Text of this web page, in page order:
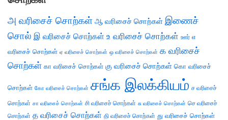
அ வரிசைச் சொற்கள் ஆ வரிசைச் சொற்கள் இணைச்
சொல் இ வரிசைச் சொற்கள் உ வரிசைச் சொற்கள் ஊர் எ
வரிசைச் சொற்கள் ஏ வரிசைச் சொற்கள் ஒ வரிசைச் சொற்கள் க வரிசைச்
சொற்கள் கா வரிசைச் சொற்கள் கு வரிசைச் சொற்கள் கொ வரிசைச்
சொற்கள் கோ வரிசைச் சொற்கள் சங்க இலக்கியம் ச வரிசைச்
சொற்கள் சா வரிசைச் சொற்கள் சி வரிசைச் சொற்கள் சு வரிசைச் சொற்கள் செ வரிசைச்
சொற்கள் த வரிசைச் சொற்கள் தி வரிசைச் சொற்கள் து வரிசைச் சொற்கள்